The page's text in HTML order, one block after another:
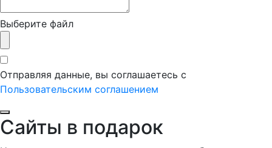
Выберите файл
Отправляя данные, вы соглашаетесь с
Пользовательским соглашением
Сайты в подарок